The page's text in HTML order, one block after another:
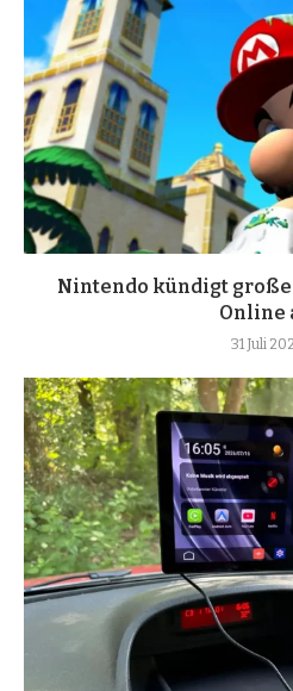
Nintendo kündigt
Online
31 Juli